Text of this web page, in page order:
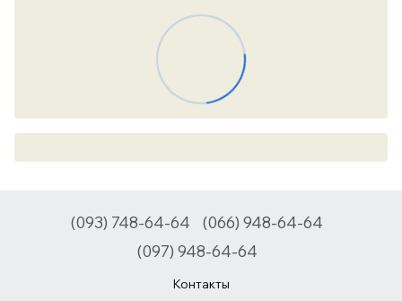
(093) 748-64-64
(066) 948-64-64
(097) 948-64-64
Контакты